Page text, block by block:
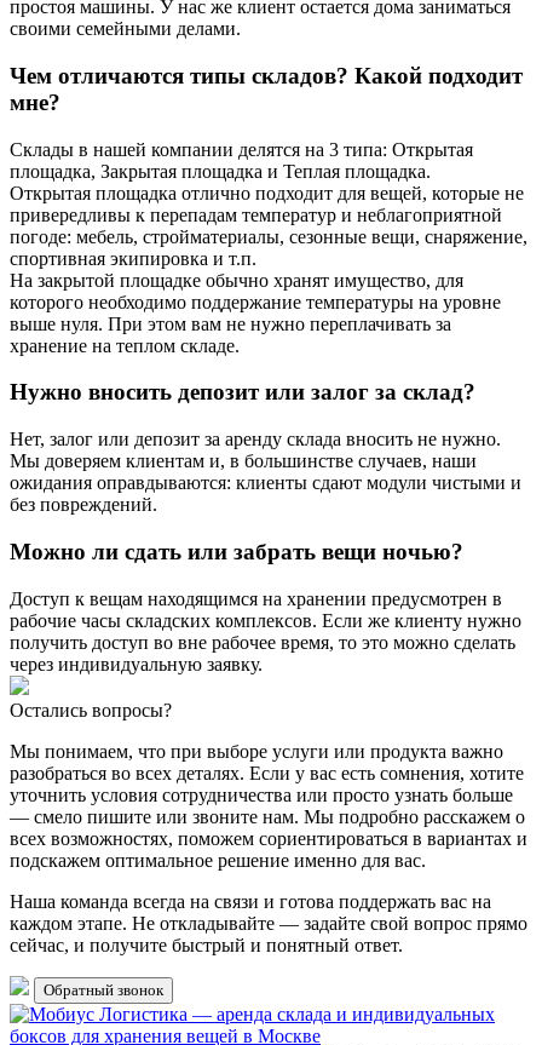
простоя машины. У нас же клиент остается дома заниматься
своими семейными делами.
Чем отличаются типы складов? Какой подходит
мне?
Склады в нашей компании делятся на 3 типа: Открытая
площадка, Закрытая площадка и Теплая площадка.
Открытая площадка отлично подходит для вещей, которые не
привередливы к перепадам температур и неблагоприятной
погоде: мебель, стройматериалы, сезонные вещи, снаряжение,
спортивная экипировка и т.п.
На закрытой площадке обычно хранят имущество, для
которого необходимо поддержание температуры на уровне
выше нуля. При этом вам не нужно переплачивать за
хранение на теплом складе.
Нужно вносить депозит или залог за склад?
Нет, залог или депозит за аренду склада вносить не нужно.
Мы доверяем клиентам и, в большинстве случаев, наши
ожидания оправдываются: клиенты сдают модули чистыми и
без повреждений.
Можно ли сдать или забрать вещи ночью?
Доступ к вещам находящимся на хранении предусмотрен в
рабочие часы складских комплексов. Если же клиенту нужно
получить доступ во вне рабочее время, то это можно сделать
через индивидуальную заявку.
Остались вопросы?
Мы понимаем, что при выборе услуги или продукта важно
разобраться во всех деталях. Если у вас есть сомнения, хотите
уточнить условия сотрудничества или просто узнать больше
— смело пишите или звоните нам. Мы подробно расскажем о
всех возможностях, поможем сориентироваться в вариантах и
подскажем оптимальное решение именно для вас.
Наша команда всегда на связи и готова поддержать вас на
каждом этапе. Не откладывайте — задайте свой вопрос прямо
сейчас, и получите быстрый и понятный ответ.
Обратный звонок